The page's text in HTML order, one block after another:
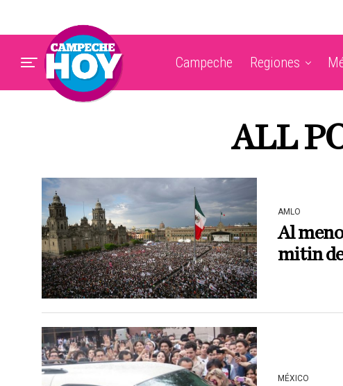
Campeche Regiones
ALL
AMLO
Al
mitin
MÉXICO